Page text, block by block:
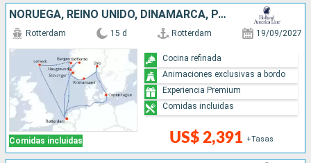
NORUEGA, REINO UNIDO, DINAMARCA, PAISES BAJOS
Comidas incluidas
Rotterdam 15 d Rotterdam 19/09/2027
US$ 2,391 +Tasas
Cocina refinada
Animaciones exclusivas a bordo
Experiencia Premium
Comidas incluidas